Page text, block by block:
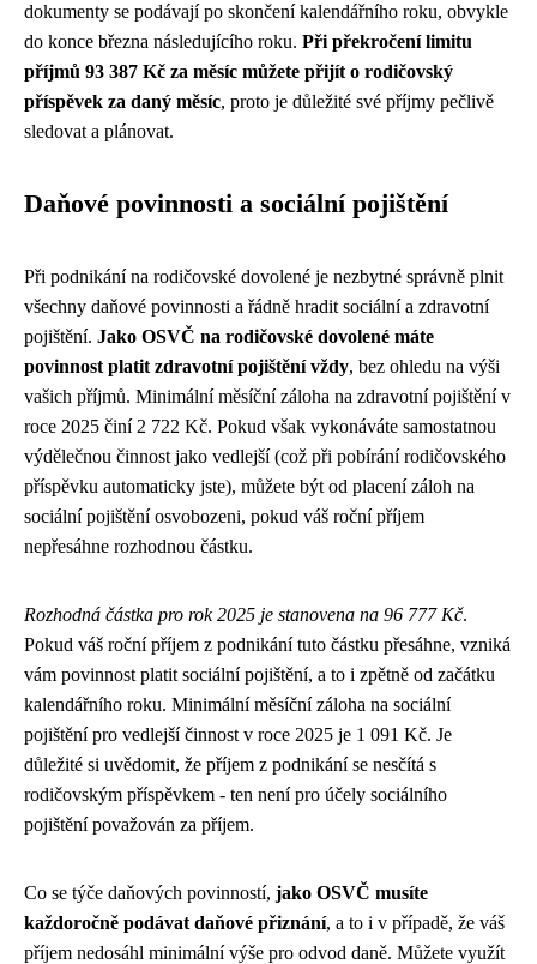
dokumenty se podávají po skončení kalendářního roku, obvykle
do konce března následujícího roku. Při překročení limitu
příjmů 93 387 Kč za měsíc můžete přijít o rodičovský
příspěvek za daný měsíc, proto je důležité své příjmy pečlivě
sledovat a plánovat.
Daňové povinnosti a sociální pojištění
Při podnikání na rodičovské dovolené je nezbytné správně plnit
všechny daňové povinnosti a řádně hradit sociální a zdravotní
pojištění. Jako OSVČ na rodičovské dovolené máte
povinnost platit zdravotní pojištění vždy, bez ohledu na výši
vašich příjmů. Minimální měsíční záloha na zdravotní pojištění v
roce 2025 činí 2 722 Kč. Pokud však vykonáváte samostatnou
výdělečnou činnost jako vedlejší (což při pobírání rodičovského
příspěvku automaticky jste), můžete být od placení záloh na
sociální pojištění osvobozeni, pokud váš roční příjem
nepřesáhne rozhodnou částku.
Rozhodná částka pro rok 2025 je stanovena na 96 777 Kč.
Pokud váš roční příjem z podnikání tuto částku přesáhne, vzniká
vám povinnost platit sociální pojištění, a to i zpětně od začátku
kalendářního roku. Minimální měsíční záloha na sociální
pojištění pro vedlejší činnost v roce 2025 je 1 091 Kč. Je
důležité si uvědomit, že příjem z podnikání se nesčítá s
rodičovským příspěvkem - ten není pro účely sociálního
pojištění považován za příjem.
Co se týče daňových povinností, jako OSVČ musíte
každoročně podávat daňové přiznání, a to i v případě, že váš
příjem nedosáhl minimální výše pro odvod daně. Můžete využít